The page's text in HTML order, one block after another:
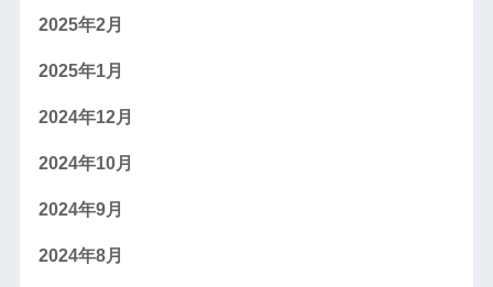
2025年2月
2025年1月
2024年12月
2024年10月
2024年9月
2024年8月